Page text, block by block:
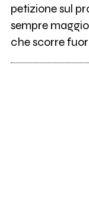
petizione sul
sempre
che scorre